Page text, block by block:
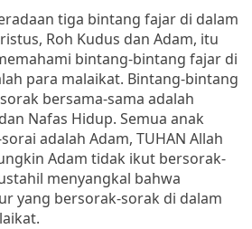
tiga bintang fajar di dalam
Roh Kudus dan Adam, itu
bintang-bintang fajar di
para malaikat. Bintang-bintang
bersama-sama adalah
Nafas Hidup. Semua anak
adalah Adam, TUHAN Allah
Adam tidak ikut bersorak-
menyangkal bahwa
yang bersorak-sorak di dalam